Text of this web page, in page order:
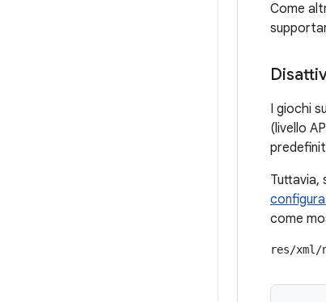
Come
I giochi
(livello
Tuttavia,
come
res/xml/